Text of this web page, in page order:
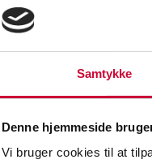
Samtykke
Denne hjemmeside
Vi bruger cookies til at